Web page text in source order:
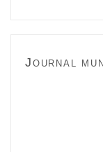
Journal